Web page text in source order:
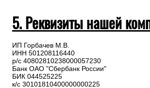
5. Реквизиты нашей
ИП Горбачев М.В.
ИНН 501208116440
р/с 40802810238000057230
Банк ОАО "Сбербанк России"
БИК 044525225
к/с 30101810400000000225